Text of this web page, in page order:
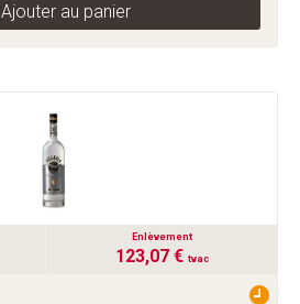
Ajouter au panier
Enlèvement
123,07 € tvac